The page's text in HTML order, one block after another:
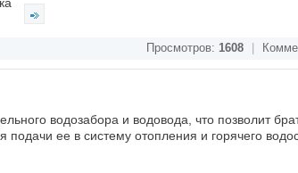
Просмотров: 1608
водозабора и водовода, что позволит
подачи ее в систему отопления и горячего